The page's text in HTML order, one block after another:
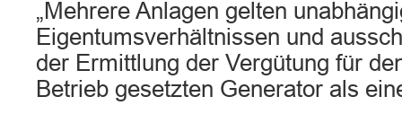
„Mehrere Anlagen gelten
Eigentumsverhältnissen und
der Ermittlung der Vergütung für
Betrieb gesetzten Generator als